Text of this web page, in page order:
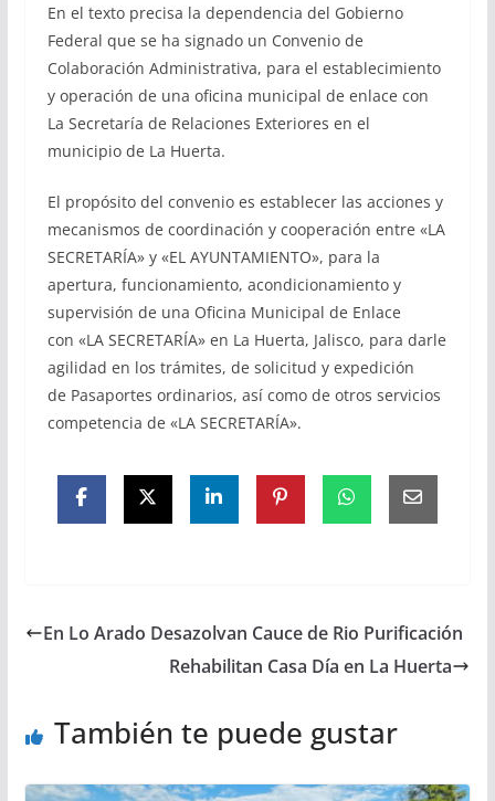
En el texto precisa la dependencia del Gobierno
Federal que se ha signado un Convenio de
Colaboración Administrativa, para el establecimiento
y operación de una oficina municipal de enlace con
La Secretaría de Relaciones Exteriores en el
municipio de La Huerta.
El propósito del convenio es establecer las acciones y
mecanismos de coordinación y cooperación entre «LA
SECRETARÍA» y «EL AYUNTAMIENTO», para la
apertura, funcionamiento, acondicionamiento y
supervisión de una Oficina Municipal de Enlace
con «LA SECRETARÍA» en La Huerta, Jalisco, para darle
agilidad en los trámites, de solicitud y expedición
de Pasaportes ordinarios, así como de otros servicios
competencia de «LA SECRETARÍA».
En Lo Arado Desazolvan Cauce de Rio Purificación
Rehabilitan Casa Día en La Huerta
También te puede gustar